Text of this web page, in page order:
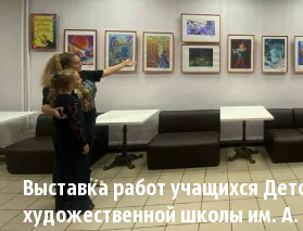
Выставка работ учащихся
художественной школы им. А.